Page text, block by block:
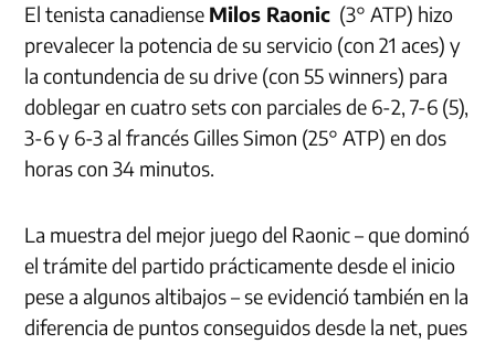
El tenista canadiense Milos Raonic (3° ATP) hizo
prevalecer la potencia de su servicio (con 21 aces) y
la contundencia de su drive (con 55 winners) para
doblegar en cuatro sets con parciales de 6-2, 7-6 (5),
3-6 y 6-3 al francés Gilles Simon (25° ATP) en dos
horas con 34 minutos.
La muestra del mejor juego del Raonic – que dominó
el trámite del partido prácticamente desde el inicio
pese a algunos altibajos – se evidenció también en la
diferencia de puntos conseguidos desde la net, pues